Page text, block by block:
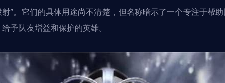
”。它们的具体用途尚不清楚，但名称暗示了一个专注于帮
予队友增益和保护的英雄。